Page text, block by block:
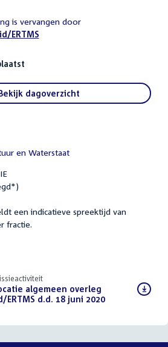
is vervangen door
ERTMS
dagoverzicht
en Waterstaat
een indicatieve spreektijd van
fractie.
algemeen overleg
ERTMS d.d. 18 juni 2020(PDF)